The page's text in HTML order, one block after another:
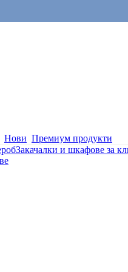
Нови Премиум продукти
Закачалки и шкафове за